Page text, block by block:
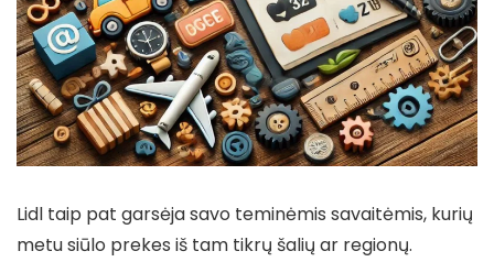
Lidl taip pat garsėja savo teminėmis savaitėmis, kurių
metu siūlo prekes iš tam tikrų šalių ar regionų.